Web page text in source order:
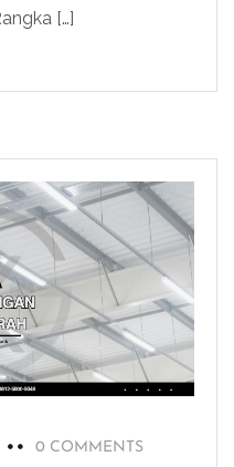
[…]
0 COMMENTS